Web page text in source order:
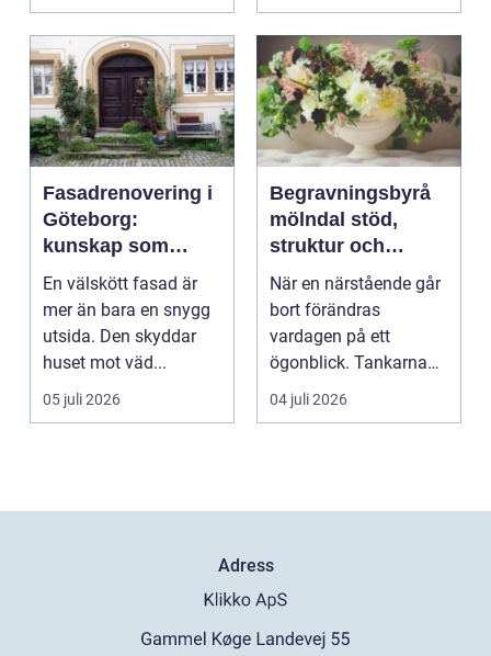
Fasadrenovering i
Göteborg:
kunskap som
lönar sig på lång
En välskött fasad är
mer än bara en snygg
utsida. Den skyddar
huset mot väd...
05 juli 2026
Begravningsbyrå
mölndal stöd,
struktur och
omsorg när livet
förändras
När en närstående går
bort förändras
vardagen på ett
ögonblick. Tankarna
snurrar, känslorna
pendlar ...
04 juli 2026
Adress